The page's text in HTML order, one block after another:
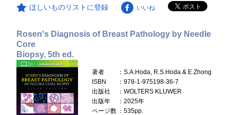
ほしいものリストに登録 いいね
Rosen's Diagnosis of Breast Pathology by Needle
Core
Biopsy, 5th ed.
著者
：S.A.Hoda, R.S.Hoda & E.Zhong
ISBN
：978-1-975198-36-7
出版社
：WOLTERS KLUWER
出版年
：2025年
ページ数 ：535pp.